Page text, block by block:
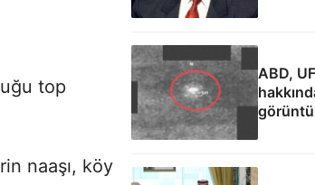
top
naaşı, köy
ABD,